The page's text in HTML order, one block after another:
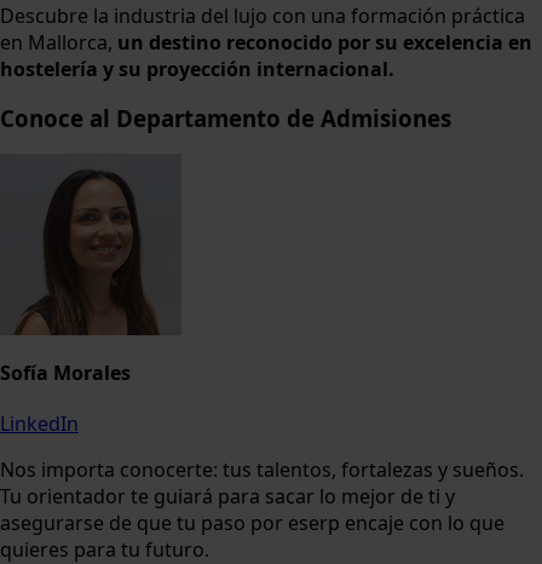
Descubre la industria del lujo con una formación práctica
en Mallorca, un destino reconocido por su excelencia en
hostelería y su proyección internacional.
Conoce al Departamento de Admisiones
Sofía Morales
LinkedIn
Nos importa conocerte: tus talentos, fortalezas y sueños.
Tu orientador te guiará para sacar lo mejor de ti y
asegurarse de que tu paso por eserp encaje con lo que
quieres para tu futuro.